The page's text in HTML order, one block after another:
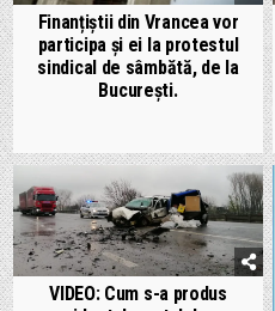
Finanțiștii din Vrancea vor
participa și ei la protestul
sindical de sâmbătă, de la
București.
VIDEO: Cum s-a produs